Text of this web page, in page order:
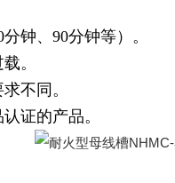
钟、90分钟等）。
。
不同。
证的产品。